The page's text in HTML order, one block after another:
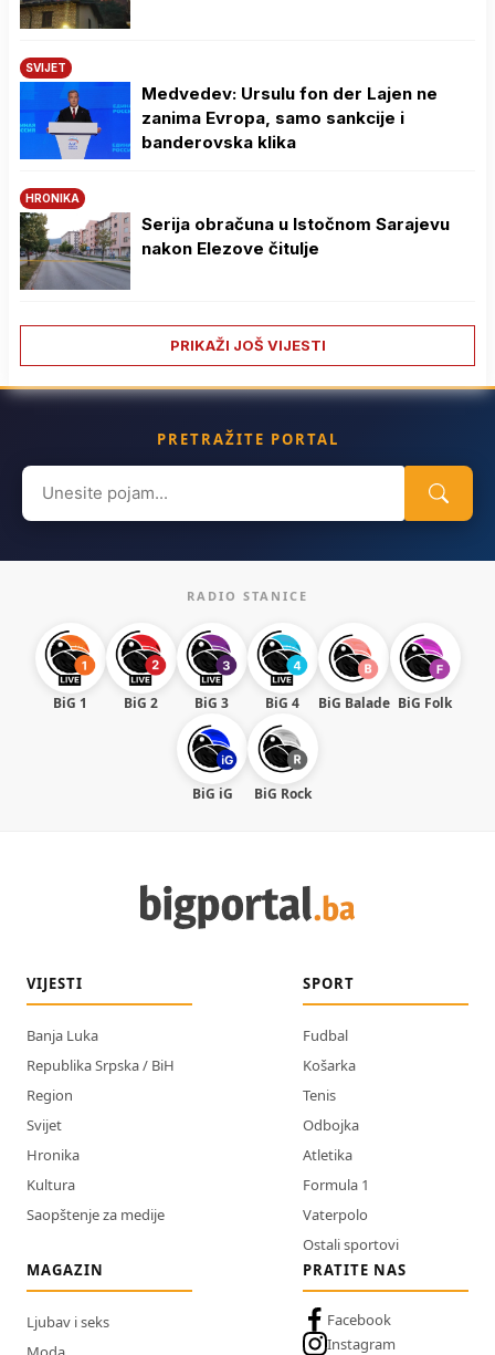
SVIJET
Medvedev: Ursulu fon der Lajen ne
zanima Evropa, samo sankcije i
banderovska klika
HRONIKA
Serija obračuna u Istočnom Sarajevu
nakon Elezove čitulje
PRIKAŽI JOŠ VIJESTI
PRETRAŽITE PORTAL
Search
for:
RADIO STANICE
BiG 1 BiG 2 BiG 3 BiG 4 BiG Balade BiG Folk
BiG iG BiG Rock
VIJESTI
Banja Luka
Republika Srpska / BiH
Region
Svijet
Hronika
Kultura
Saopštenje za medije
SPORT
Fudbal
Košarka
Tenis
Odbojka
Atletika
Formula 1
Vaterpolo
Ostali sportovi
MAGAZIN
Ljubav i seks
PRATITE NAS
Facebook
Instagram